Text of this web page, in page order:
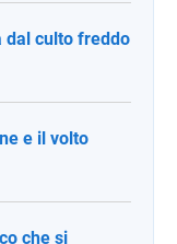
dal culto freddo
e il volto
che si